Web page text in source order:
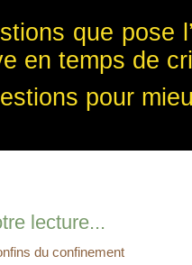
que pose
en temps de
pour
lecture...
du confinement